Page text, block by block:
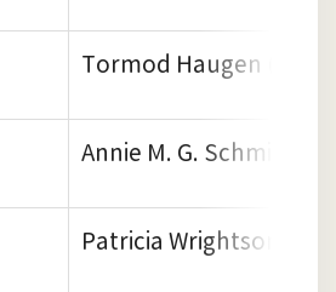
Tormod Haugen
Annie M. G. Schmidt
Patricia Wrightson